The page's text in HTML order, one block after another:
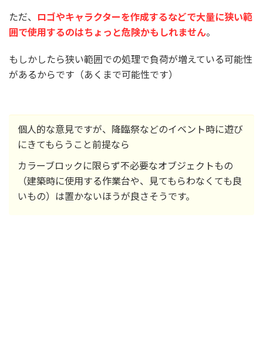
ただ、 ロゴやキャラクターを作成するなどで大量に狭い範
囲で使用するのはちょっと危険かもしれません。
もしかしたら狭い範囲での処理で負荷が増えている可能性
があるからです（あくまで可能性です）
個人的な意見ですが、降臨祭などのイベント時に遊び
にきてもらうこと前提なら
カラーブロックに限らず不必要なオブジェクトもの
（建築時に使用する作業台や、見てもらわなくても良
いもの）は置かないほうが良さそうです。